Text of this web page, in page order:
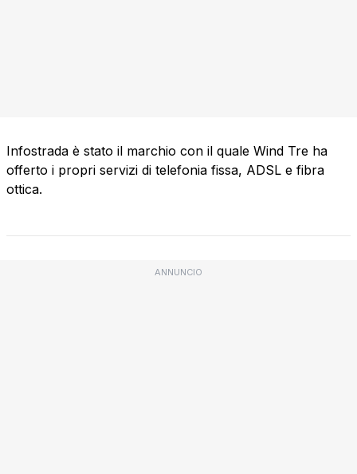
Infostrada è stato il marchio con il quale Wind Tre ha
offerto i propri servizi di telefonia fissa, ADSL e fibra
ottica.
ANNUNCIO